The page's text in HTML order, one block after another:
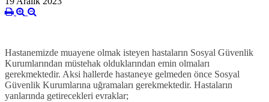
Hastanemizde muayene olmak isteyen hastaların Sosyal Güvenlik
Kurumlarından müstehak olduklarından emin olmaları
gerekmektedir. Aksi hallerde hastaneye gelmeden önce Sosyal
Güvenlik Kurumlarına uğramaları gerekmektedir. Hastaların
yanlarında getirecekleri evraklar;